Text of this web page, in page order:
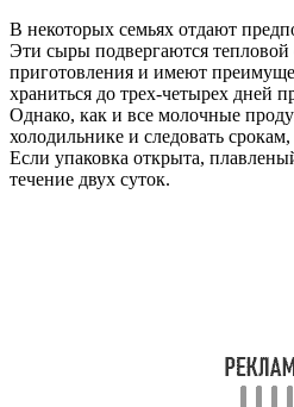
В некоторых семьях отдают
Эти сыры подвергаются тепловой
приготовления и имеют
храниться до трех-четырех дней
Однако, как и все молочные
холодильнике и следовать
Если упаковка открыта,
течение двух суток.